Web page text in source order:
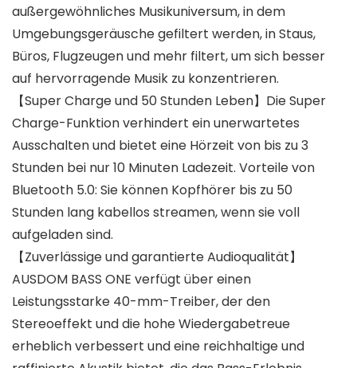
außergewöhnliches Musikuniversum, in dem
Umgebungsgeräusche gefiltert werden, in Staus,
Büros, Flugzeugen und mehr filtert, um sich besser
auf hervorragende Musik zu konzentrieren.
【Super Charge und 50 Stunden Leben】Die Super
Charge-Funktion verhindert ein unerwartetes
Ausschalten und bietet eine Hörzeit von bis zu 3
Stunden bei nur 10 Minuten Ladezeit. Vorteile von
Bluetooth 5.0: Sie können Kopfhörer bis zu 50
Stunden lang kabellos streamen, wenn sie voll
aufgeladen sind.
【Zuverlässige und garantierte Audioqualität】
AUSDOM BASS ONE verfügt über einen
Leistungsstarke 40-mm-Treiber, der den
Stereoeffekt und die hohe Wiedergabetreue
erheblich verbessert und eine reichhaltige und